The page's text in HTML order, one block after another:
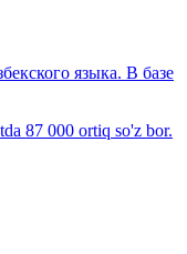
языка. В базе
87 000 ortiq so'z bor.